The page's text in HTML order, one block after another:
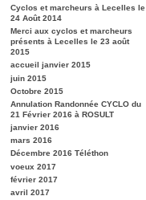
Cyclos et marcheurs à Lecelles le
24 Août 2014
Merci aux cyclos et marcheurs
présents à Lecelles le 23 août
2015
accueil janvier 2015
juin 2015
Octobre 2015
Annulation Randonnée CYCLO du
21 Février 2016 à ROSULT
janvier 2016
mars 2016
Décembre 2016 Téléthon
voeux 2017
février 2017
avril 2017